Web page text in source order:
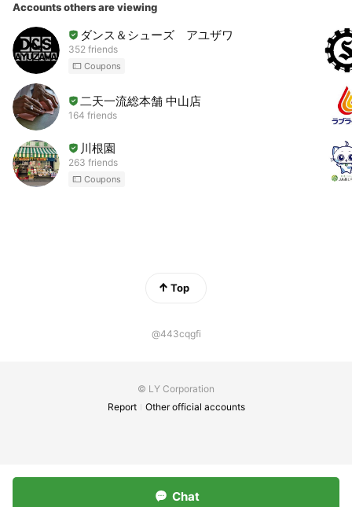
Accounts others are viewing
ダンス＆シューズ アユザワ
352 friends
Coupons
二天一流総本舗 中山店
164 friends
川根園
263 friends
Coupons
Top
@443cqgfi
© LY Corporation
Report
Other official accounts
Chat